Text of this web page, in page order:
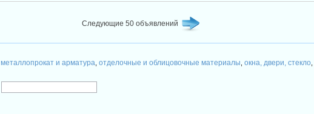
Следующие 50 объявлений
,металлопрокат и арматура ,отделочные и облицовочные материалы ,окна, двери, стекло